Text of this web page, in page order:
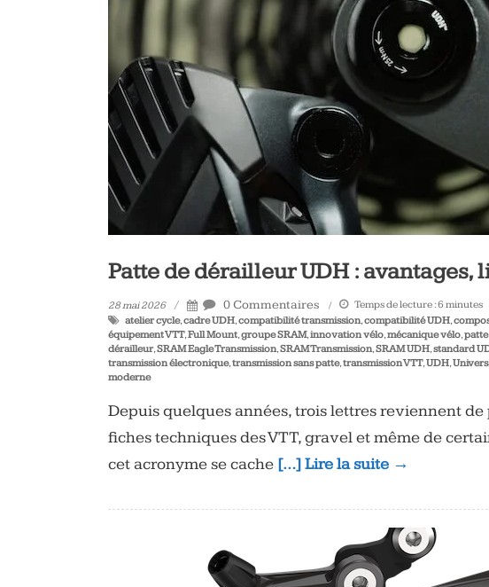
triathlon
Patte de dérailleur UDH :
28 mai 2026 0 Commentaires Temps de lecture :6 minutes
atelier cycle,cadre UDH,compatibilité transmission,compatibilité UDH,
équipement VTT,Full Mount,groupe SRAM,innovation vélo,mécanique vélo,
dérailleur,SRAM Eagle Transmission,SRAM Transmission,SRAM UDH,standard
transmission électronique,transmission sans patte,transmission VTT,UDH,
moderne
Depuis quelques années, trois lettres reviennent
fiches techniques des VTT, gravel et même de
cet acronyme se cache […] Lire la suite →